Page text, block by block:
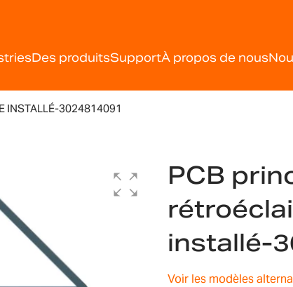
Des produitsSupportÀ propos de nous
INSTALLÉ-3024814091
PCB
installé-
Voir les modèles